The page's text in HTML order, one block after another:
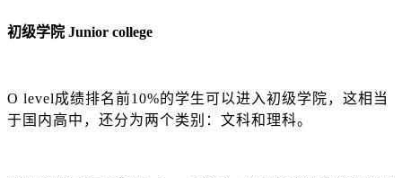
初级学院 Junior college
O level成绩排名前10%的学生可以进入初级学院，这相当
于国内高中，还分为两个类别：文科和理科。